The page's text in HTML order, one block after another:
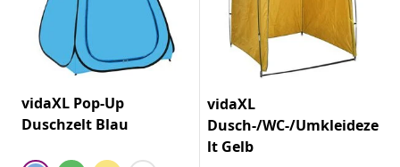
vidaXL Pop-Up
Duschzelt Blau
vidaXL
Dusch-/WC-/Umkleideze
lt Gelb